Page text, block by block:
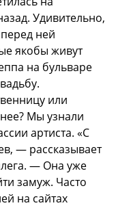
Удивительно,
ней
якобы живут
на бульваре
или
Мы узнали
артиста. «С
— рассказывает
— Она уже
замуж. Часто
на сайтах